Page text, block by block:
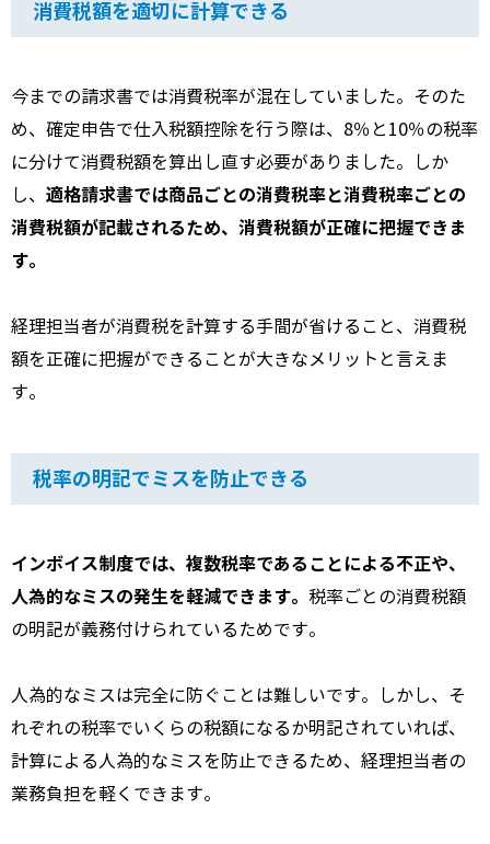
消費税額を適切に計算できる
今までの請求書では消費税率が混在していました。そのた
め、確定申告で仕入税額控除を行う際は、8％と10％の税率
に分けて消費税額を算出し直す必要がありました。しか
し、 適格請求書では商品ごとの消費税率と消費税率ごとの
消費税額が記載されるため、消費税額が正確に把握できま
す。
経理担当者が消費税を計算する手間が省けること、消費税
額を正確に把握ができることが大きなメリットと言えま
す。
税率の明記でミスを防止できる
インボイス制度では、複数税率であることによる不正や、
人為的なミスの発生を軽減できます。 税率ごとの消費税額
の明記が義務付けられているためです。
人為的なミスは完全に防ぐことは難しいです。しかし、そ
れぞれの税率でいくらの税額になるか明記されていれば、
計算による人為的なミスを防止できるため、経理担当者の
業務負担を軽くできます。